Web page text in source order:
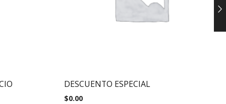
DESCUENTO ESPECIAL
$0.00